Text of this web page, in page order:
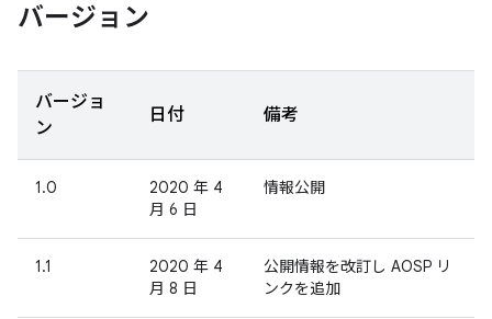
バージョン
バージョ
ン
日付 備考
1.0
2020 年 4
月 6 日
情報公開
1.1
2020 年 4
月 8 日
公開情報を改訂し AOSP リ
ンクを追加